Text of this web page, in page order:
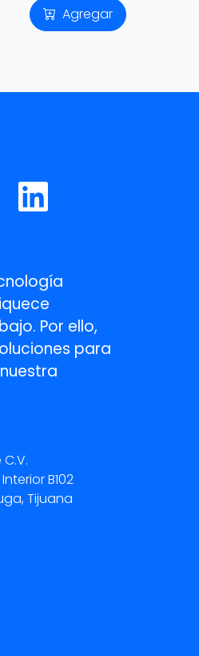
Agregar
Por ello,
para
B102
Tijuana